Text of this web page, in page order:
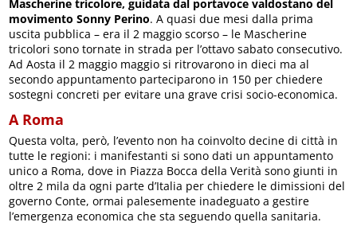
Mascherine tricolore, guidata dal portavoce valdostano del
movimento Sonny Perino. A quasi due mesi dalla prima
uscita pubblica – era il 2 maggio scorso – le Mascherine
tricolori sono tornate in strada per l’ottavo sabato consecutivo.
Ad Aosta il 2 maggio maggio si ritrovarono in dieci ma al
secondo appuntamento parteciparono in 150 per chiedere
sostegni concreti per evitare una grave crisi socio-economica.
A Roma
Questa volta, però, l’evento non ha coinvolto decine di città in
tutte le regioni: i manifestanti si sono dati un appuntamento
unico a Roma, dove in Piazza Bocca della Verità sono giunti in
oltre 2 mila da ogni parte d’Italia per chiedere le dimissioni del
governo Conte, ormai palesemente inadeguato a gestire
l’emergenza economica che sta seguendo quella sanitaria.